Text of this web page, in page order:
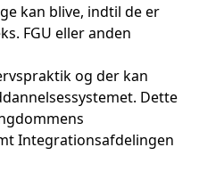
kan blive, indtil de er
FGU eller anden
og der kan
Dette
Integrationsafdelingen